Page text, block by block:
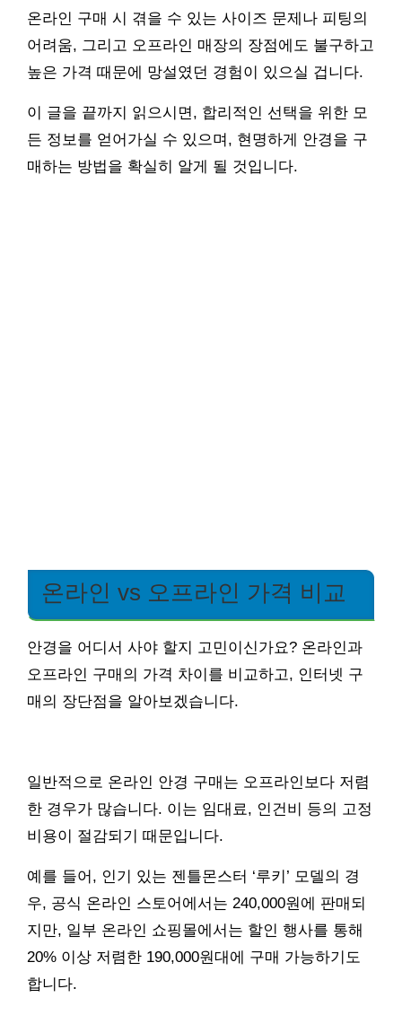
온라인 구매 시 겪을 수 있는 사이즈 문제나 피팅의
어려움, 그리고 오프라인 매장의 장점에도 불구하고
높은 가격 때문에 망설였던 경험이 있으실 겁니다.
이 글을 끝까지 읽으시면, 합리적인 선택을 위한 모
든 정보를 얻어가실 수 있으며, 현명하게 안경을 구
매하는 방법을 확실히 알게 될 것입니다.
온라인 vs 오프라인 가격 비교
안경을 어디서 사야 할지 고민이신가요? 온라인과
오프라인 구매의 가격 차이를 비교하고, 인터넷 구
매의 장단점을 알아보겠습니다.
일반적으로 온라인 안경 구매는 오프라인보다 저렴
한 경우가 많습니다. 이는 임대료, 인건비 등의 고정
비용이 절감되기 때문입니다.
예를 들어, 인기 있는 젠틀몬스터 ‘루키’ 모델의 경
우, 공식 온라인 스토어에서는 240,000원에 판매되
지만, 일부 온라인 쇼핑몰에서는 할인 행사를 통해
20% 이상 저렴한 190,000원대에 구매 가능하기도
합니다.